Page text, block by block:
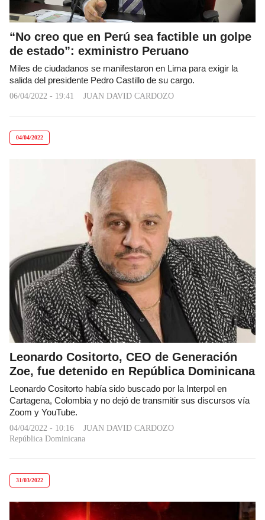
“No creo que en Perú sea factible un golpe
de estado”: exministro Peruano
Miles de ciudadanos se manifestaron en Lima para exigir la
salida del presidente Pedro Castillo de su cargo.
06/04/2022 - 19:41 JUAN DAVID CARDOZO
04/04/2022
Leonardo Cositorto, CEO de Generación
Zoe, fue detenido en República Dominicana
Leonardo Cositorto había sido buscado por la Interpol en
Cartagena, Colombia y no dejó de transmitir sus discursos vía
Zoom y YouTube.
04/04/2022 - 10:16
JUAN DAVID CARDOZO
República Dominicana
31/03/2022